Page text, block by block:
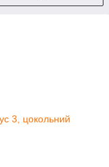
3, цокольний